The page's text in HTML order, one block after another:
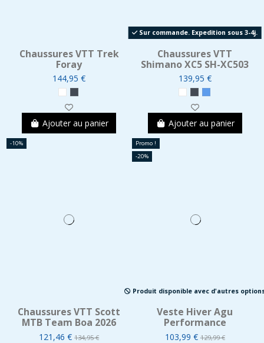
Chaussures VTT Trek
Foray
144,95 €
Ajouter au panier
Sur commande. Expedition sous 3-4j.
Chaussures VTT
Shimano XC5 SH-XC503
139,95 €
Ajouter au panier
-10%
Chaussures VTT Scott
MTB Team Boa 2026
121,46 €134,95 €
Promo !
-20%
Produit disponible avec d'autres
Veste Hiver Agu
Performance
103,99 €129,99 €